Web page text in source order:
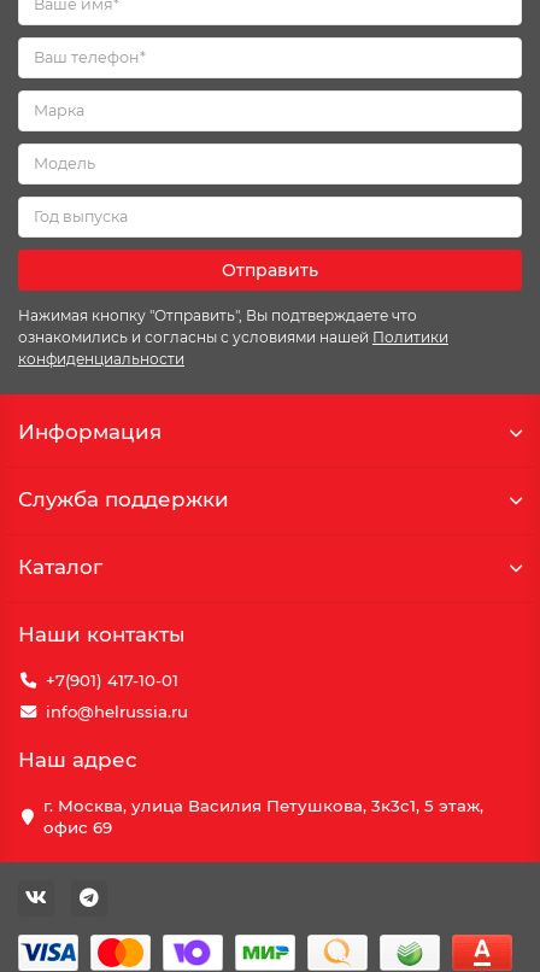
Отправить
Нажимая кнопку "Отправить", Вы подтверждаете что
ознакомились и согласны с условиями нашей Политики
конфиденциальности
Информация
Служба поддержки
Каталог
Наши контакты
+7(901) 417-10-01
info@helrussia.ru
Наш адрес
г. Москва, улица Василия Петушкова, 3к3c1, 5 этаж,
офис 69